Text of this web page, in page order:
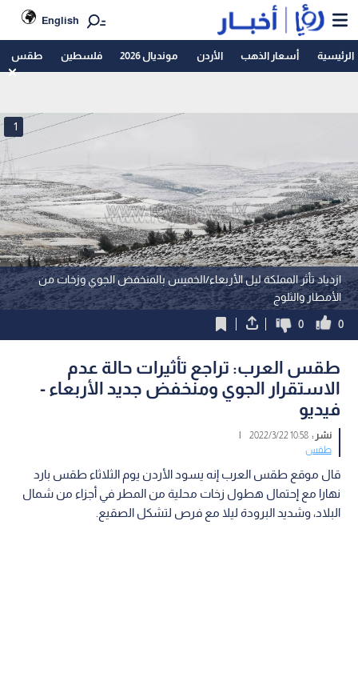
English
الرئيسية أسعار الذهب الأردن مونديال 2026 فلسطين طقس
ازدياد تأثر المملكة ليل الأربعاء/الخميس بالمنخفض الجوي وزخات من
الأمطار والثلوج
1
0
0
طقس العرب: تراجع تأثيرات حالة عدم
الاستقرار الجوي ومنخفض جديد الأربعاء -
فيديو
نشر :10:58 2022/3/22
|
طقس
قال موقع طقس العرب إنه يسود الأردن يوم الثلاثاء طقس بارد
نهارا مع إحتمال هطول زخات محلية من المطر في أجزاء من شمال
البلاد، وشديد البرودة ليلا مع فرص لتشكل الصقيع.